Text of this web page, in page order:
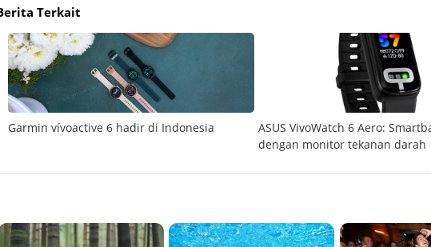
Terkait
Garmin vívoactive 6 hadir di Indonesia
ASUS VivoWatch 6 Aero:
dengan monitor tekanan darah